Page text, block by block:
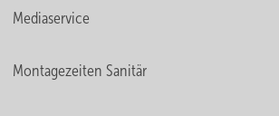
Mediaservice
Montagezeiten Sanitär